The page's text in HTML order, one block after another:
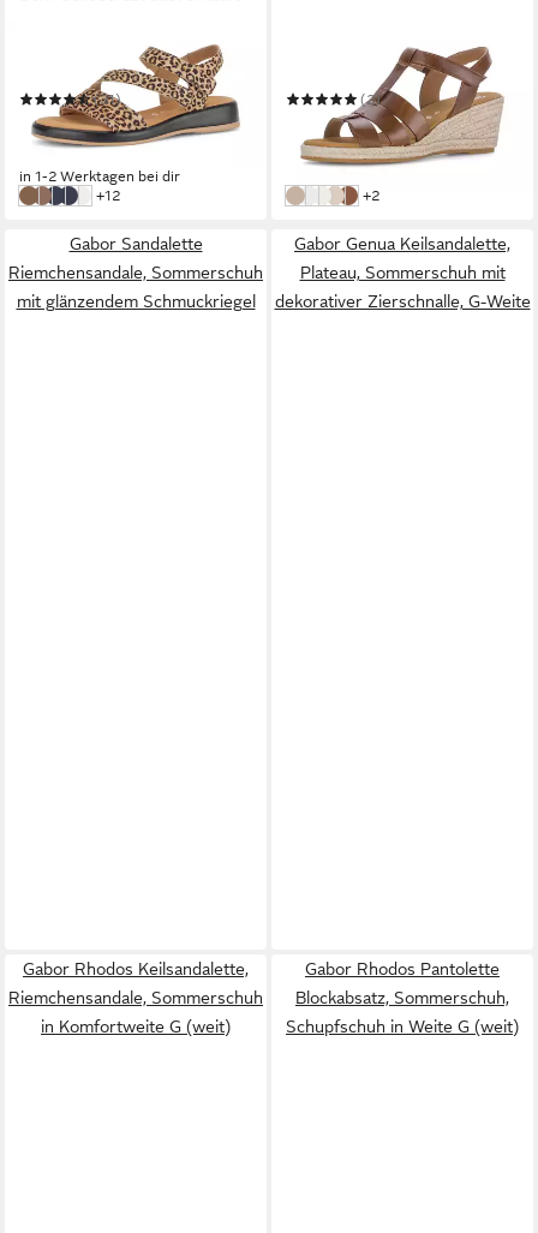
Rhodos Keilsandalette
(31)
ab 64,74 € UVP99,95 €
-35%
in 1-2 Werktagen bei dir
beigebraun
blue (36)
blauweißweitere Farben:
+12
Athen Keilsandalette
(2)
ab 69,33 € UVP110,00 €
-37%
beigeoffwhite
Weiß
sage (81)
Camelweitere Farben:
+2
Gabor Sandalette
Riemchensandale, Sommerschuh
mit glänzendem Schmuckriegel
Gabor Genua Keilsandalette,
Plateau, Sommerschuh mit
dekorativer Zierschnalle, G-Weite
Gabor Rhodos Keilsandalette,
Riemchensandale, Sommerschuh
in Komfortweite G (weit)
Gabor Rhodos Pantolette
Blockabsatz, Sommerschuh,
Schupfschuh in Weite G (weit)